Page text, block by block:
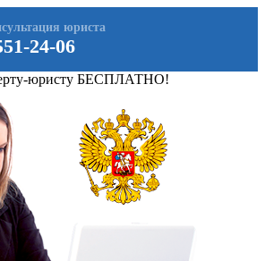
24-06
юриста
юристу БЕСПЛАТНО!